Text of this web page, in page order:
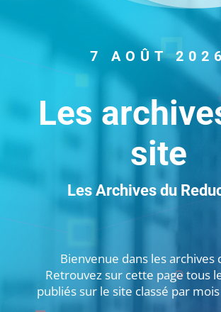
7 AOÛT 2026
Les
site
Les Archives du
Bienvenue dans les archives
Retrouvez sur cette page tous
publiés sur le site classé par